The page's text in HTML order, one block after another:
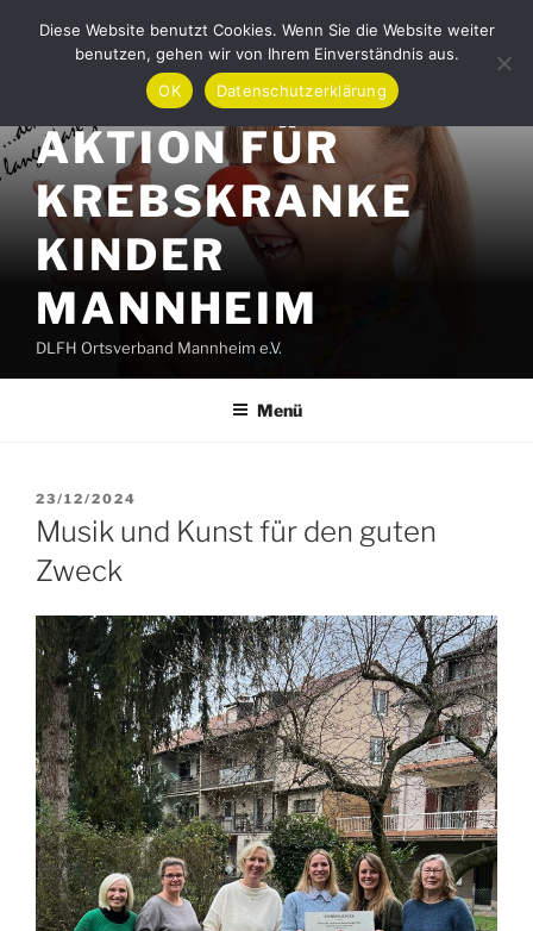
Inhalt
AKTION FÜR
KREBSKRANKE
KINDER
MANNHEIM
DLFH Ortsverband Mannheim e.V.
Menü
VERÖFFENTLICHT
AM
23/12/2024
Musik und Kunst für den guten
Zweck
Diese Website benutzt Cookies. Wenn Sie die Website weiter
benutzen, gehen wir von Ihrem Einverständnis aus.
OK
Datenschutzerklärung